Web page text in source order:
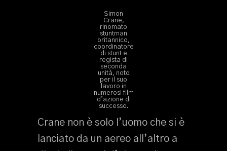
Simon
Crane,
rinomato
stuntman
britannico,
coordinatore
di stunt e
regista di
seconda
unità, noto
per il suo
lavoro in
numerosi film
d’azione di
successo.
Crane non è solo l’uomo che si è
lanciato da un aereo all’altro a